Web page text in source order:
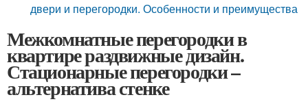
двери и перегородки. Особенности и преимущества
Межкомнатные перегородки в
квартире раздвижные дизайн.
Стационарные перегородки –
альтернатива стенке